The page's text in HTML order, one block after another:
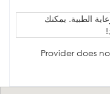
الطبية. يمكنك
Provider does